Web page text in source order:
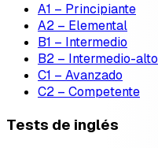
A1 – Principiante
A2 – Elemental
B1 – Intermedio
B2 – Intermedio-alto
C1 – Avanzado
C2 – Competente
Tests de inglés